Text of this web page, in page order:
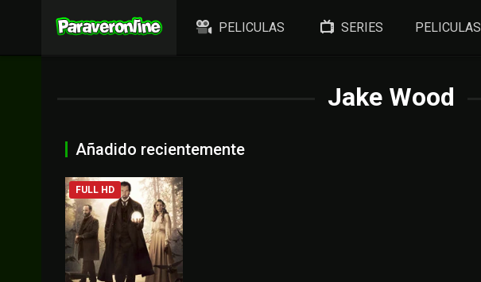
PELICULAS SERIES PELICULAS
Jake Wood
Añadido recientemente
FULL HD